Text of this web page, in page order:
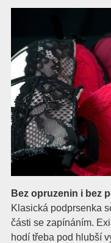
Bez opruzenin i bez
Klasická podprsenka
části se zapínáním.
hodí třeba pod hlubší